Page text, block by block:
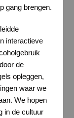
gang brengen.
interactieve
de
opleggen,
waar we
We hopen
in de cultuur